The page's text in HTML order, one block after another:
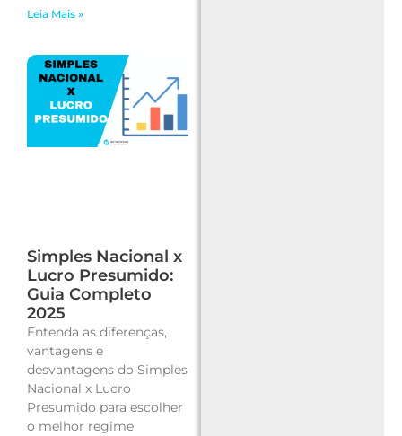
Leia Mais »
Simples Nacional x
Lucro Presumido:
Guia Completo
2025
Entenda as diferenças,
vantagens e
desvantagens do Simples
Nacional x Lucro
Presumido para escolher
o melhor regime